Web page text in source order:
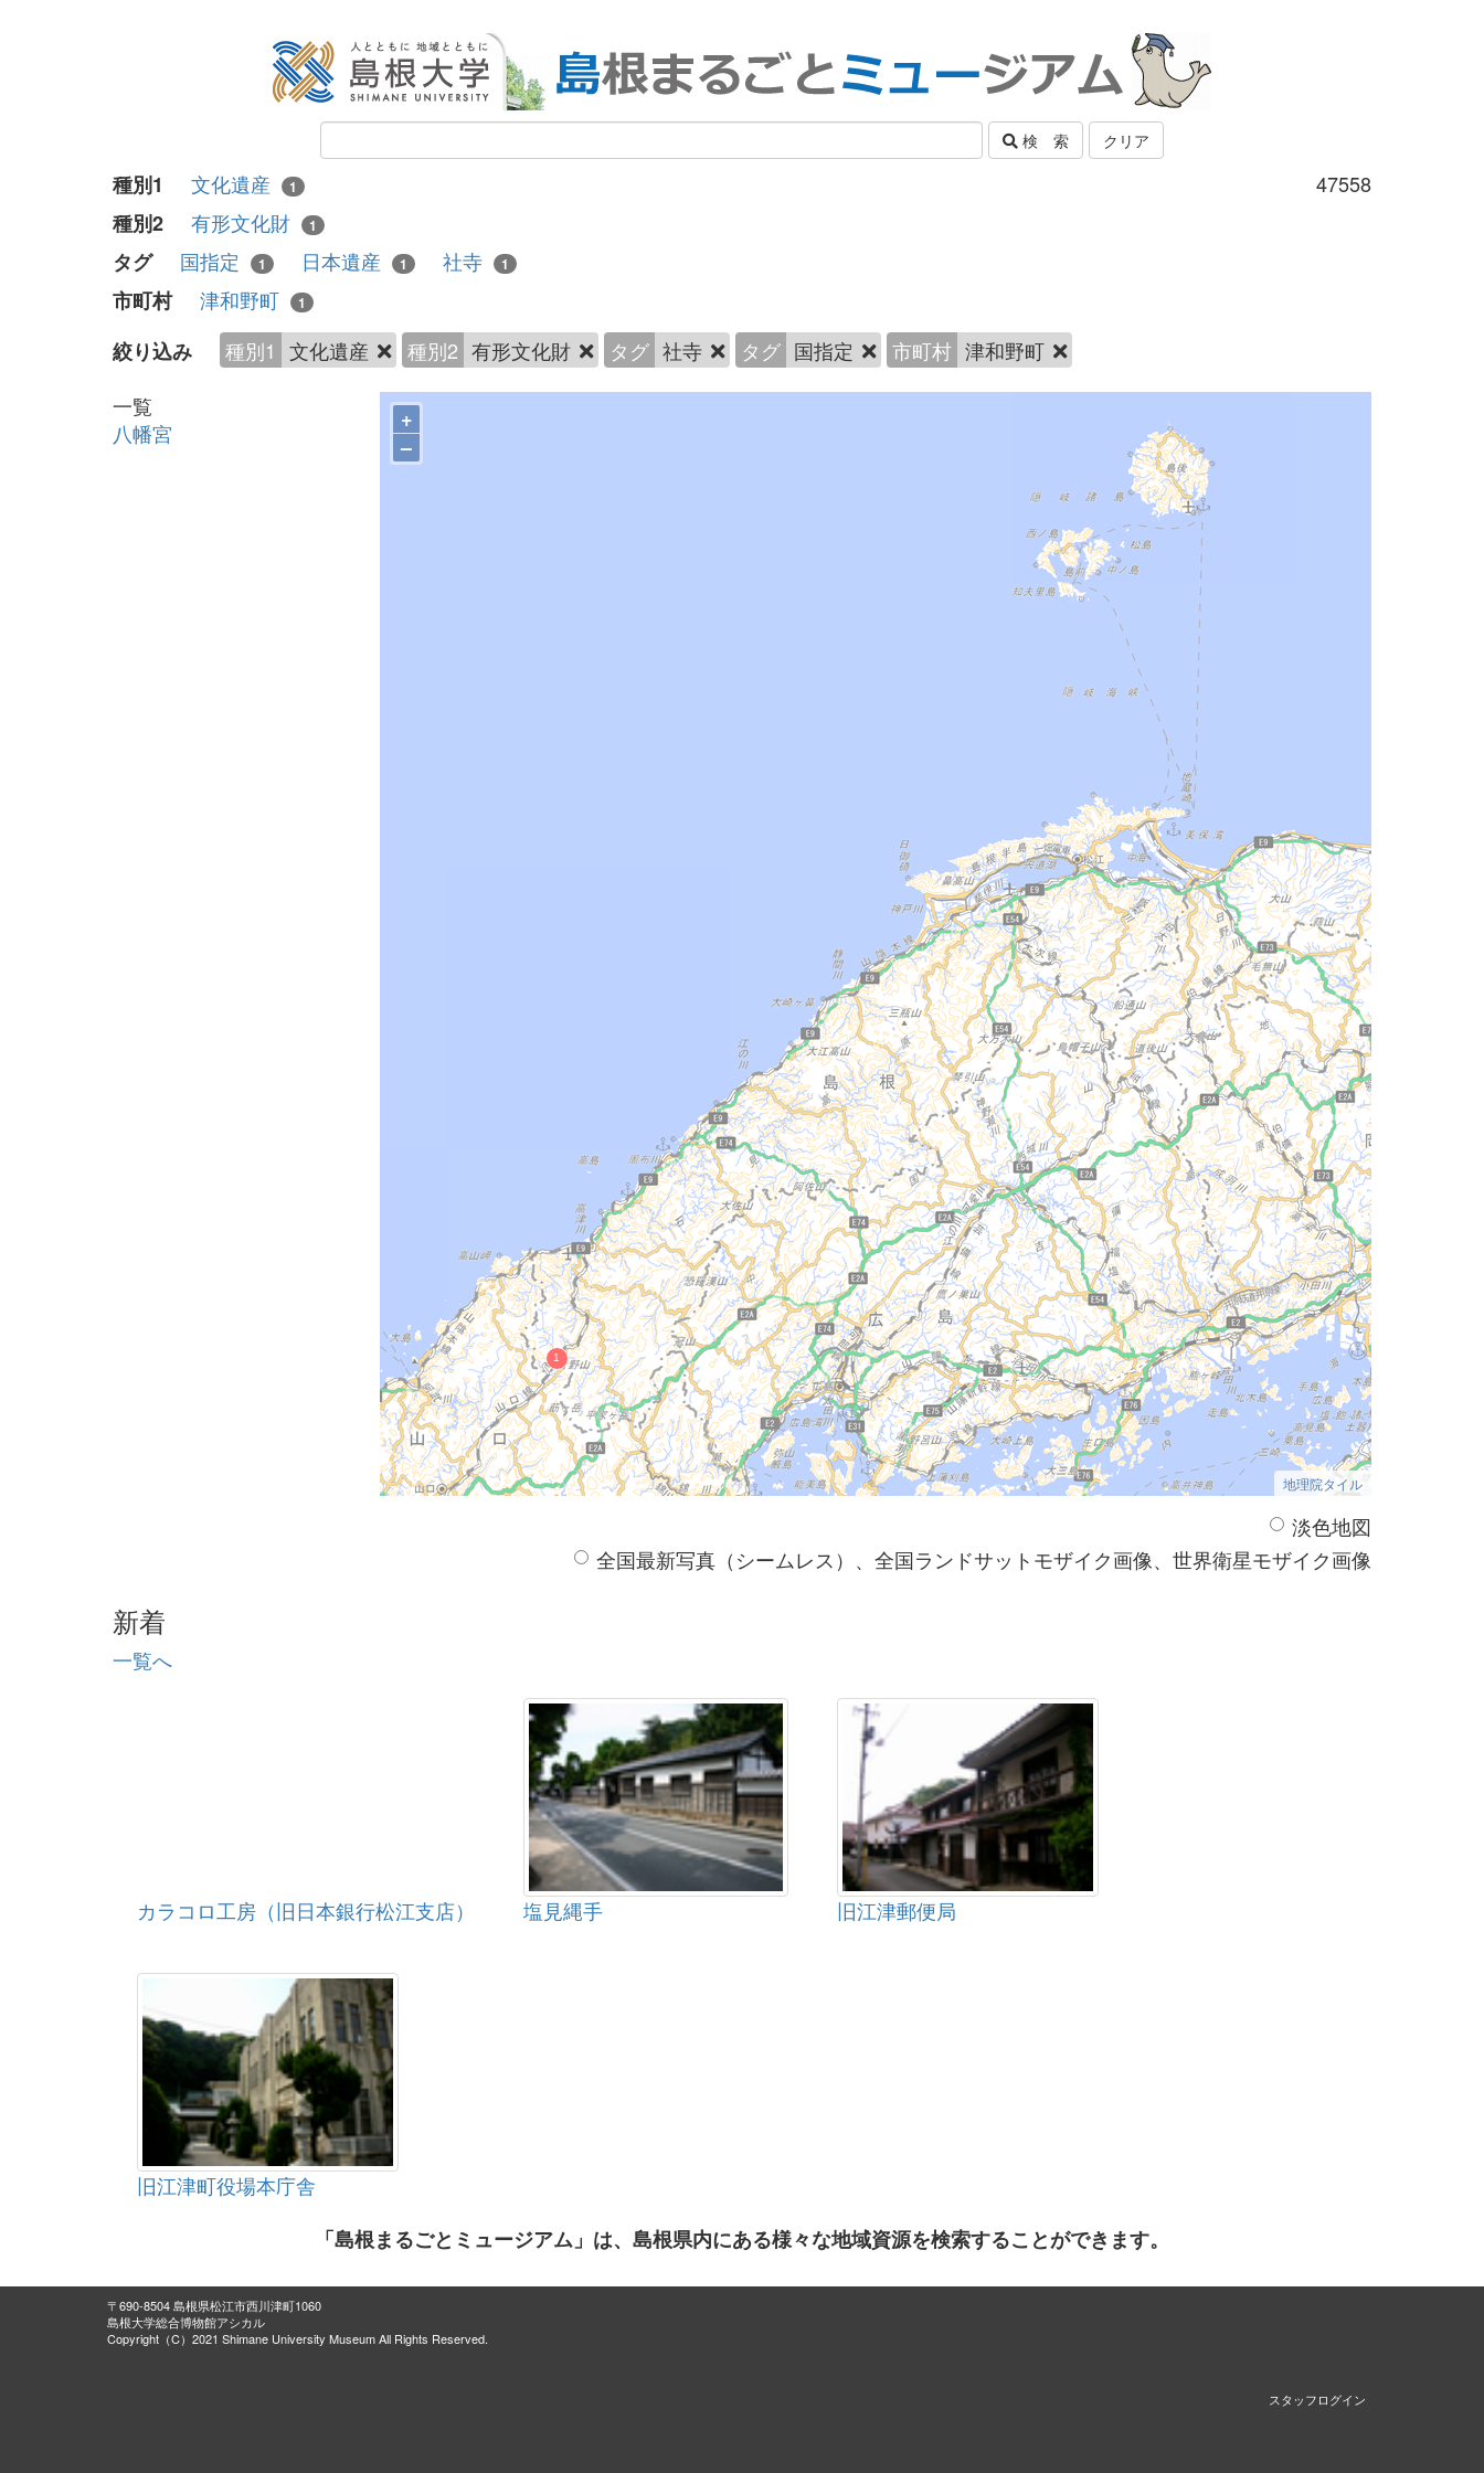
検 索 クリア
47558
種別1 文化遺産 1
種別2 有形文化財 1
タグ 国指定 1 日本遺産 1 社寺 1
市町村 津和野町 1
絞り込み 種別1 文化遺産 種別2 有形文化財 タグ 社寺 タグ 国指定 市町村 津和野町
一覧
八幡宮
+
–
地理院タイル
淡色地図
全国最新写真（シームレス）、全国ランドサットモザイク画像、世界衛星モザイク画像
新着
一覧へ
カラコロ工房（旧日本銀行松江支店） 塩見縄手 旧江津郵便局
旧江津町役場本庁舎
「島根まるごとミュージアム」は、島根県内にある様々な地域資源を検索することができます。
〒690-8504 島根県松江市西川津町1060
島根大学総合博物館アシカル
Copyright（C）2021 Shimane University Museum All Rights Reserved.
スタッフログイン